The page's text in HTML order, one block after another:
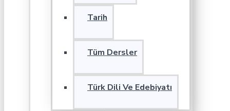
Tarih
Tüm Dersler
Türk Dili Ve Edebiyatı